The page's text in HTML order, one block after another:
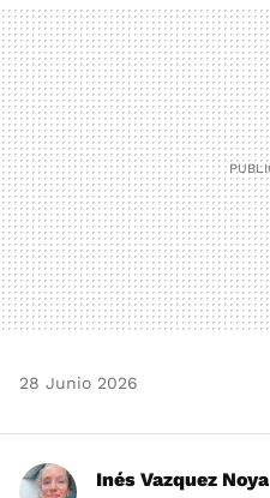
28 Junio 2026
Inés Vazquez Noya